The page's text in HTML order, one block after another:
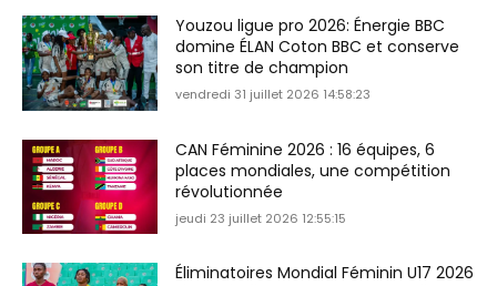
Youzou ligue pro 2026: Énergie BBC
domine ÉLAN Coton BBC et conserve
son titre de champion
vendredi 31 juillet 2026 14:58:23
CAN Féminine 2026 : 16 équipes, 6
places mondiales, une compétition
révolutionnée
jeudi 23 juillet 2026 12:55:15
Éliminatoires Mondial Féminin U17 2026